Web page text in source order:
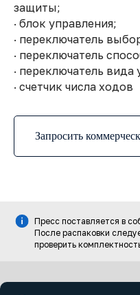
защиты;
· блок управления;
· переключатель
· переключатель
· переключатель вида
· счетчик числа ходов
Запросить
Пресс поставляется в
После распаковки
проверить